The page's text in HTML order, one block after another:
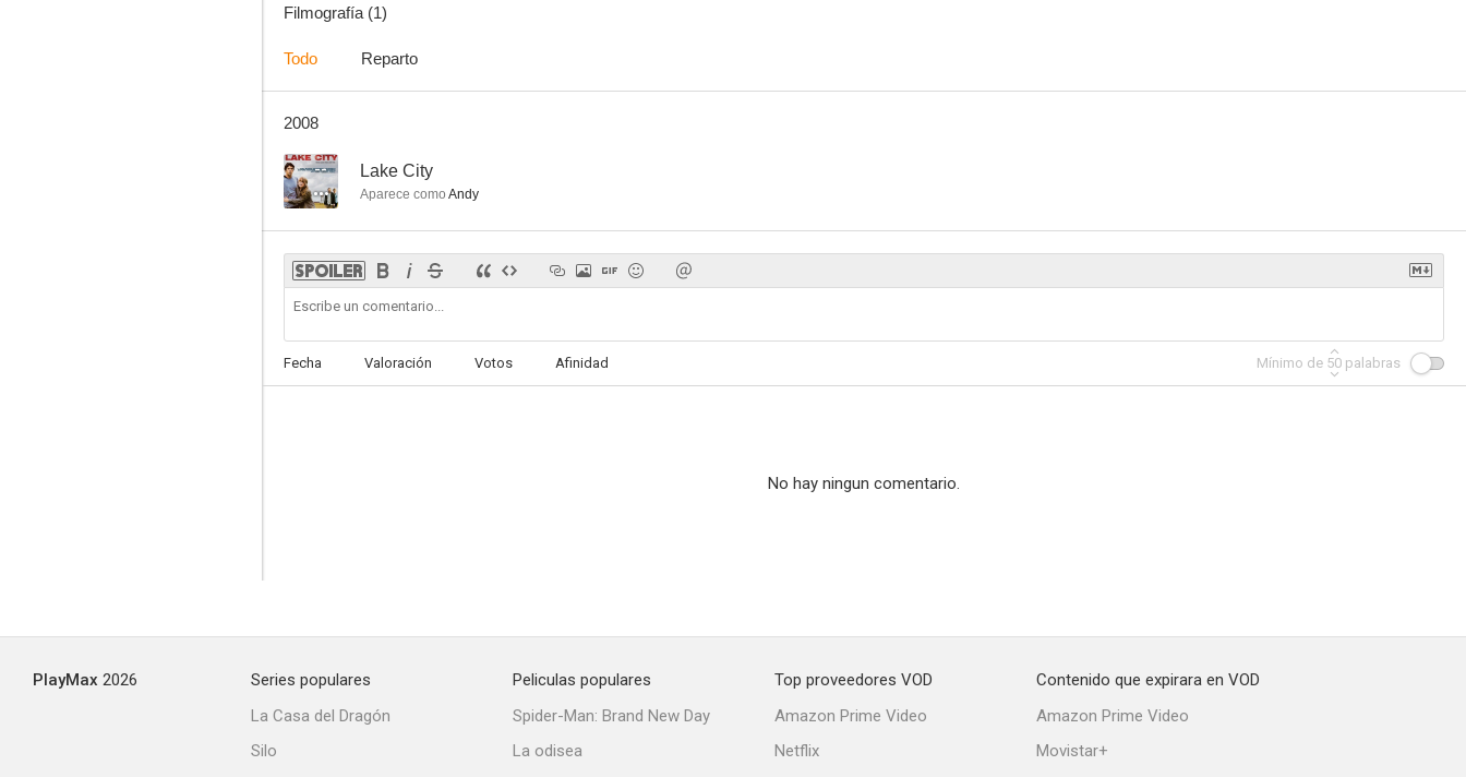
Filmografía (1)
Todo Reparto
2008
-- Lake City
Aparece como Andy
Fecha Valoración Votos Afinidad Mínimo de 50 palabras
No hay ningun comentario.
PlayMax 2026
Series populares
La Casa del Dragón
Silo
Peliculas populares
Spider-Man: Brand New Day
La odisea
Top proveedores VOD
Amazon Prime Video
Netflix
Contenido que expirara en VOD
Amazon Prime Video
Movistar+